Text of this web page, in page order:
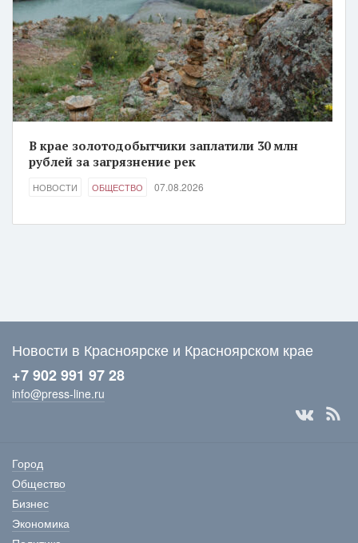
В крае золотодобытчики заплатили 30 млн
рублей за загрязнение рек
НОВОСТИ ОБЩЕСТВО 07.08.2026
Новости в Красноярске и Красноярском крае
+7 902 991 97 28
info@press-line.ru
Город
Общество
Бизнес
Экономика